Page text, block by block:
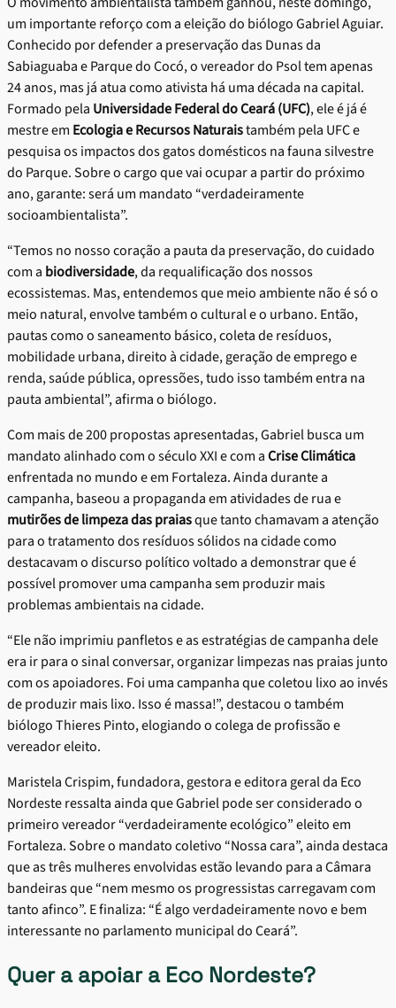
um importante reforço com a eleição do biólogo Gabriel Aguiar.
Conhecido por defender a preservação das Dunas da
Sabiaguaba e Parque do Cocó, o vereador do Psol tem apenas
24 anos, mas já atua como ativista há uma década na capital.
Formado pela Universidade Federal do Ceará (UFC), ele é já é
mestre em Ecologia e Recursos Naturaistambém pela UFC e
pesquisa os impactos dos gatos domésticos na fauna silvestre
do Parque. Sobre o cargo que vai ocupar a partir do próximo
ano, garante: será um mandato “verdadeiramente
socioambientalista”.
“Temos no nosso coração a pauta da preservação, do cuidado
com a biodiversidade, da requalificação dos nossos
ecossistemas. Mas, entendemos que meio ambiente não é só o
meio natural, envolve também o cultural e o urbano. Então,
pautas como o saneamento básico, coleta de resíduos,
mobilidade urbana, direito à cidade, geração de emprego e
renda, saúde pública, opressões, tudo isso também entra na
pauta ambiental”, afirma o biólogo.
Com mais de 200 propostas apresentadas, Gabriel busca um
mandato alinhado com o século XXI e com aCrise Climática
enfrentada no mundo e em Fortaleza. Ainda durante a
campanha, baseou a propaganda em atividades de rua e
mutirões de limpeza das praiasque tanto chamavam a atenção
para o tratamento dos resíduos sólidos na cidade como
destacavam o discurso político voltado a demonstrar que é
possível promover uma campanha sem produzir mais
problemas ambientais na cidade.
“Ele não imprimiu panfletos e as estratégias de campanha dele
era ir para o sinal conversar, organizar limpezas nas praias junto
com os apoiadores. Foi uma campanha que coletou lixo ao invés
de produzir mais lixo. Isso é massa!”, destacou o também
biólogo Thieres Pinto, elogiando o colega de profissão e
vereador eleito.
Maristela Crispim, fundadora, gestora e editora geral da Eco
Nordeste ressalta ainda que Gabriel pode ser considerado o
primeiro vereador “verdadeiramente ecológico” eleito em
Fortaleza. Sobre o mandato coletivo “Nossa cara”, ainda destaca
que as três mulheres envolvidas estão levando para a Câmara
bandeiras que “nem mesmo os progressistas carregavam com
tanto afinco”. E finaliza: “É algo verdadeiramente novo e bem
interessante no parlamento municipal do Ceará”.
Quer a apoiar a Eco Nordeste?